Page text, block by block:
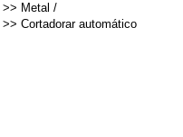
>> Metal /
>> Cortadorar automático